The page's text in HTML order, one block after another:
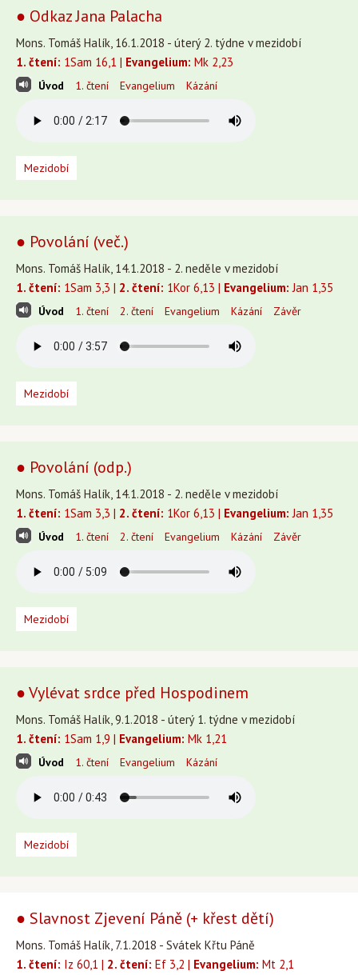
● Odkaz Jana Palacha
Mons. Tomáš Halík, 16.1.2018 - úterý 2. týdne v mezidobí
1. čtení: 1Sam 16,1 | Evangelium: Mk 2,23
Úvod 1. čtení Evangelium Kázání
Mezidobí
● Povolání (več.)
Mons. Tomáš Halík, 14.1.2018 - 2. neděle v mezidobí
1. čtení: 1Sam 3,3 | 2. čtení: 1Kor 6,13 | Evangelium: Jan 1,35
Úvod 1. čtení 2. čtení Evangelium Kázání Závěr
Mezidobí
● Povolání (odp.)
Mons. Tomáš Halík, 14.1.2018 - 2. neděle v mezidobí
1. čtení: 1Sam 3,3 | 2. čtení: 1Kor 6,13 | Evangelium: Jan 1,35
Úvod 1. čtení 2. čtení Evangelium Kázání Závěr
Mezidobí
● Vylévat srdce před Hospodinem
Mons. Tomáš Halík, 9.1.2018 - úterý 1. týdne v mezidobí
1. čtení: 1Sam 1,9 | Evangelium: Mk 1,21
Úvod 1. čtení Evangelium Kázání
Mezidobí
● Slavnost Zjevení Páně (+ křest dětí)
Mons. Tomáš Halík, 7.1.2018 - Svátek Křtu Páně
1. čtení: Iz 60,1 | 2. čtení: Ef 3,2 | Evangelium: Mt 2,1